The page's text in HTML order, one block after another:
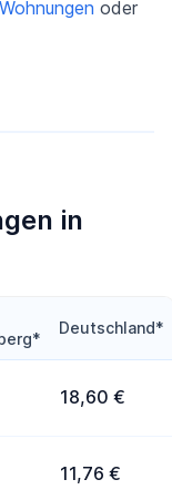
oder
in
Deutschland*
18,60 €
11,76 €